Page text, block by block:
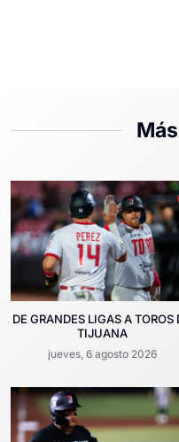
DE GRANDES LIGAS A TOROS
TIJUANA
jueves, 6 agosto 2026